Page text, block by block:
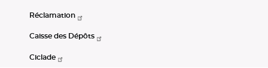
Réclamation
Caisse des Dépôts
Ciclade